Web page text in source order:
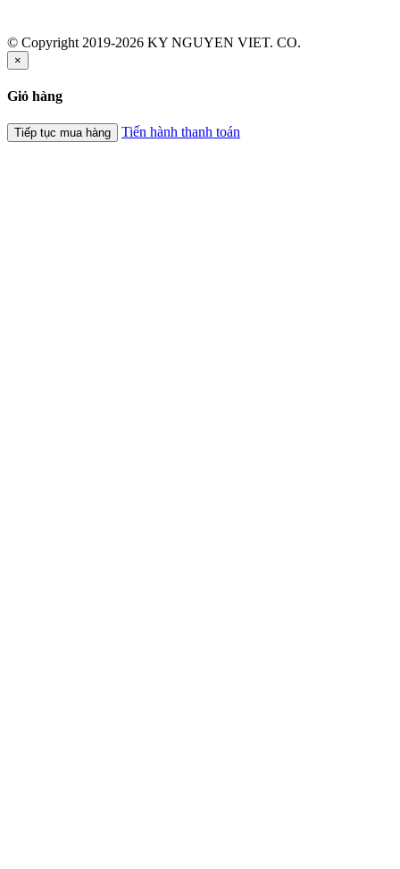
© Copyright 2019-2026 KY NGUYEN VIET. CO.
×
Giỏ hàng
Tiếp tục mua hàng Tiến hành thanh toán